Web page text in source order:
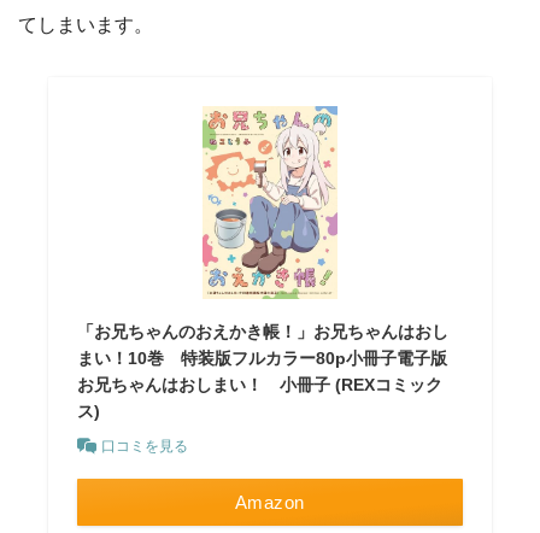
てしまいます。
「お兄ちゃんのおえかき帳！」お兄ちゃんはおし
まい！10巻 特装版フルカラー80p小冊子電子版
お兄ちゃんはおしまい！ 小冊子 (REXコミック
ス)
口コミを見る
Amazon